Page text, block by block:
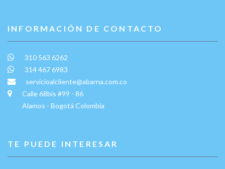
INFORMACIÓN DE CONTACTO
310 563 6262
314 467 6983
servicioalcliente@abarna.com.co
Calle 68bis #99 - 86
Alamos - Bogotá Colombia
TE PUEDE INTERESAR